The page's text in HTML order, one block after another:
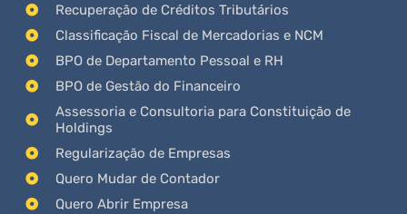
Recuperação de Créditos Tributários
Classificação Fiscal de Mercadorias e NCM
BPO de Departamento Pessoal e RH
BPO de Gestão do Financeiro
Assessoria e Consultoria para Constituição de
Holdings
Regularização de Empresas
Quero Mudar de Contador
Quero Abrir Empresa